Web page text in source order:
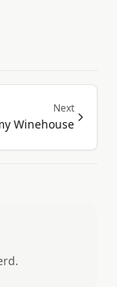
Next
Winehouse